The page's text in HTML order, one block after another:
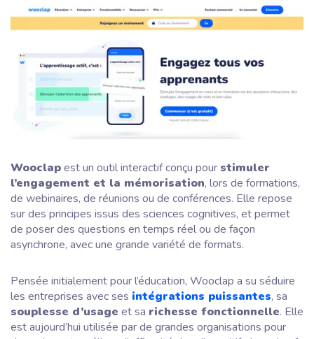
Wooclapest un outil interactif conçu pour stimuler
l’engagement et la mémorisation, lors de formations,
de webinaires, de réunions ou de conférences. Elle repose
sur des principes issus des sciences cognitives, et permet
de poser des questions en temps réel ou de façon
asynchrone, avec une grande variété de formats.
Pensée initialement pour l’éducation, Wooclap a su séduire
les entreprises avec ses intégrations puissantes, sa
souplesse d’usage et sa richesse fonctionnelle. Elle
est aujourd’hui utilisée par de grandes organisations pour